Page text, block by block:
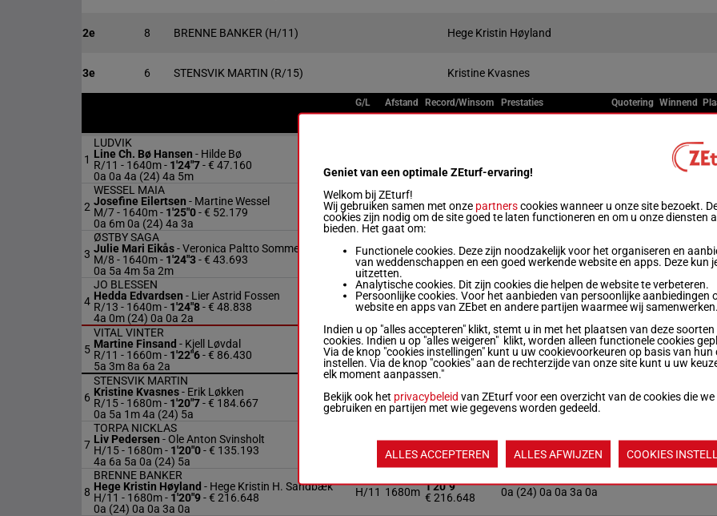
2e 8 BRENNE BANKER (H/11) Hege Kristin Høyland
3e 6 STENSVIK MARTIN (R/15) Kristine Kvasnes
G/L Afstand Record/Winsom Prestaties Quotering Winnend
1
LUDVIK
Line Ch. Bø Hansen - Hilde Bø
R/11 - 1640m- 1'24"7- € 47.160
0a 0a 4a (24) 4a 5m
€ 47.160
2
WESSEL MAIA
Josefine Eilertsen - Martine Wessel
M/7 - 1640m- 1'25"0- € 52.179
0a 6m 0a (24) 4a 3a
M/7 1640m
1'25"0
€ 52.179
0a 6m 0a (24) 4a 3a
3
ØSTBY SAGA
Julie Mari Eikås-Veronica Paltto Sommerstad
M/8 - 1640m- 1'24"3- € 43.693
0a 5a 4m 5a 2m
M/8 1640m 1'24"3
€ 43.693
0a 5a 4m 5a 2m
4
JO BLESSEN
Hedda Edvardsen - Lier Astrid Fossen
R/13 - 1640m- 1'24"8- € 48.838
4a 0m (24) 0a 0a 2a
R/13 1640m 1'24"8
€ 48.838
4a 0m (24) 0a 0a 2a
5
VITAL VINTER
Martine Finsand - Kjell Løvdal
R/11 - 1660m- 1'22"6- € 86.430
5a 3m 8a 6a 2a
R/11 1660m 1'22"6
€ 86.430
5a 3m 8a 6a 2a
6
STENSVIK MARTIN
Kristine Kvasnes- Erik Løkken
R/15 - 1680m- 1'20"7- € 184.667
0a 5a 1m 4a (24) 5a
R/15 1680m 1'20"7
€ 184.667
0a 5a 1m 4a (24) 5a
7
TORPA NICKLAS
Liv Pedersen - Ole Anton Svinsholt
H/15 - 1680m- 1'20"0- € 135.193
4a 6a 5a 0a (24) 5a
H/15 1680m 1'20"0
€ 135.193
4a 6a 5a 0a (24) 5a
8
BRENNE BANKER
Hege Kristin Høyland - Hege Kristin H. Sandbæk
H/11 - 1680m- 1'20"9- € 216.648
0a (24) 0a 0a 3a 0a
H/11 1680m 1'20"9
€ 216.648
0a (24) 0a 0a 3a 0a
Geniet van een optimale ZEturf-ervaring!
Welkom bij ZEturf!
Wij gebruiken samen met onze partnerscookies wanneer u onze site bezoekt.
cookies zijn nodig om de site goed te laten functioneren en om u onze diensten
bieden. Het gaat om:
Functionele cookies. Deze zijn noodzakelijk voor het organiseren en
van weddenschappen en een goed werkende website en apps. Deze kun
uitzetten.
Analytische cookies. Dit zijn cookies die helpen de website te verbeteren.
Persoonlijke cookies. Voor het aanbieden van persoonlijke aanbiedingen
website en apps van ZEbet en andere partijen waarmee wij
Indien u op "alles accepteren" klikt, stemt u in met het plaatsen van deze soorten
cookies. Indien u op "alles weigeren" klikt, worden alleen functionele cookies
Via de knop "cookies instellingen" kunt u uw cookievoorkeuren op basis van hun
instellen. Via de knop "cookies" aan de rechterzijde van onze site kunt u uw
elk moment aanpassen."
Bekijk ook het privacybeleid van ZEturf voor een overzicht van de cookies die we
gebruiken en partijen met wie gegevens worden gedeeld.
ALLES ACCEPTEREN ALLES AFWIJZEN COOKIES